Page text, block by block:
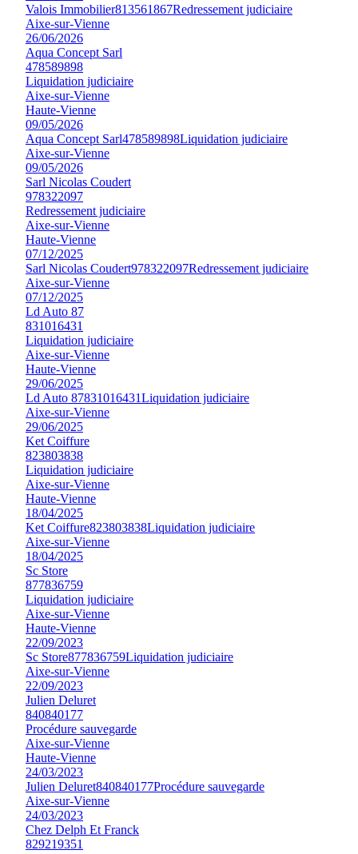
Valois Immobilier813561867Redressement judiciaire
Aixe-sur-Vienne
26/06/2026
Aqua Concept Sarl
478589898
Liquidation judiciaire
Aixe-sur-Vienne
Haute-Vienne
09/05/2026
Aqua Concept Sarl478589898Liquidation judiciaire
Aixe-sur-Vienne
09/05/2026
Sarl Nicolas Coudert
978322097
Redressement judiciaire
Aixe-sur-Vienne
Haute-Vienne
07/12/2025
Sarl Nicolas Coudert978322097Redressement judiciaire
Aixe-sur-Vienne
07/12/2025
Ld Auto 87
831016431
Liquidation judiciaire
Aixe-sur-Vienne
Haute-Vienne
29/06/2025
Ld Auto 87831016431Liquidation judiciaire
Aixe-sur-Vienne
29/06/2025
Ket Coiffure
823803838
Liquidation judiciaire
Aixe-sur-Vienne
Haute-Vienne
18/04/2025
Ket Coiffure823803838Liquidation judiciaire
Aixe-sur-Vienne
18/04/2025
Sc Store
877836759
Liquidation judiciaire
Aixe-sur-Vienne
Haute-Vienne
22/09/2023
Sc Store877836759Liquidation judiciaire
Aixe-sur-Vienne
22/09/2023
Julien Deluret
840840177
Procédure sauvegarde
Aixe-sur-Vienne
Haute-Vienne
24/03/2023
Julien Deluret840840177Procédure sauvegarde
Aixe-sur-Vienne
24/03/2023
Chez Delph Et Franck
829219351